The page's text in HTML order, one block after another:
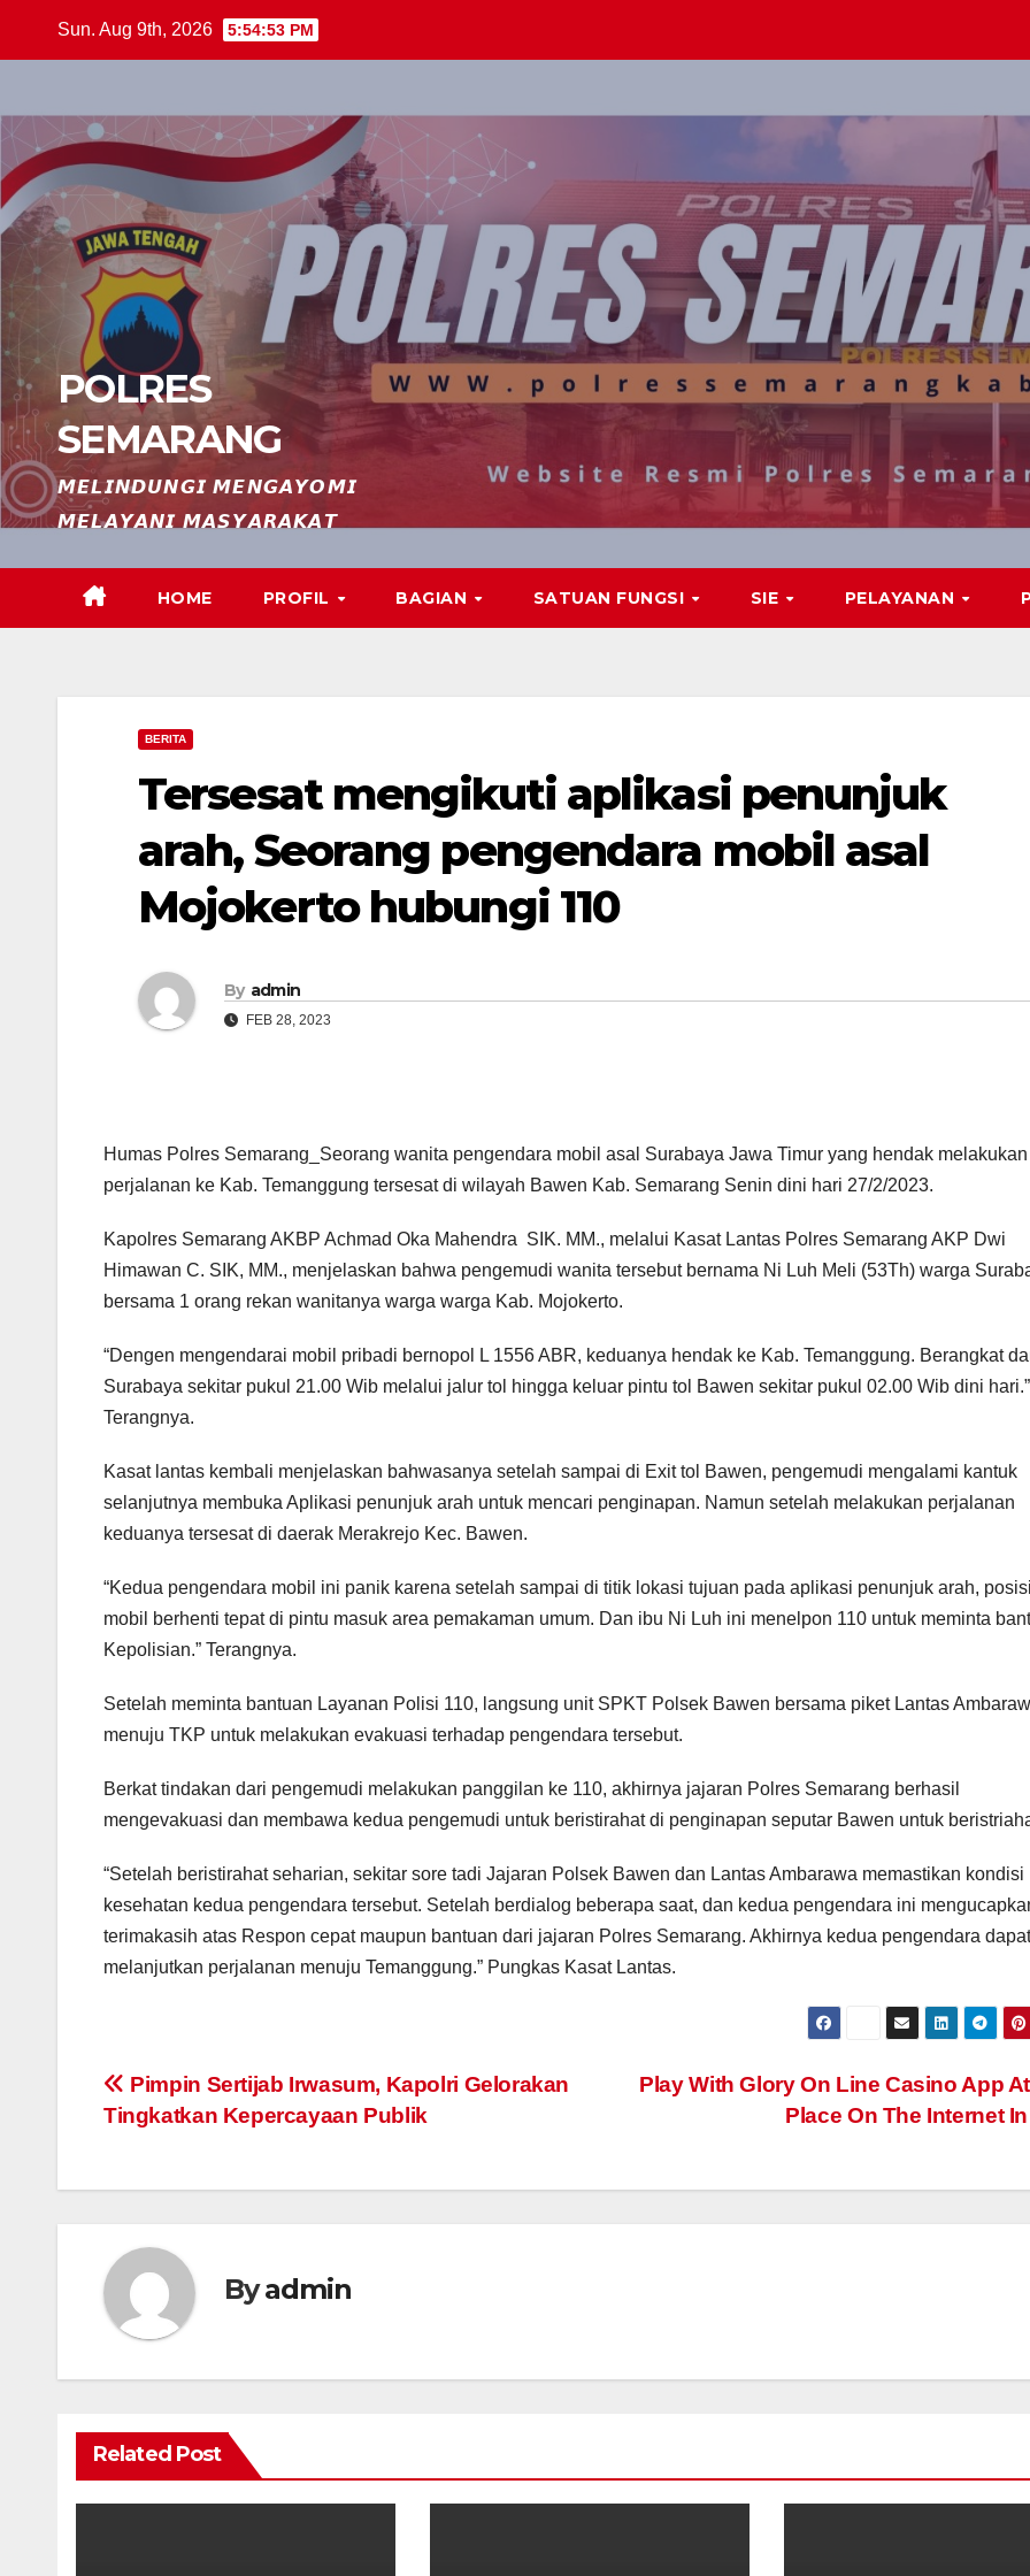
Sun. Aug 9th, 2026 5:54:54 PM
POLRES
SEMARANG
𝙈𝙀𝙇𝙄𝙉𝘿𝙐𝙉𝙂𝙄 𝙈𝙀𝙉𝙂𝘼𝙔𝙊𝙈𝙄
𝙈𝙀𝙇𝘼𝙔𝘼𝙉𝙄 𝙈𝘼𝙎𝙔𝘼𝙍𝘼𝙆𝘼𝙏
HOME PROFIL BAGIAN SATUAN FUNGSI SIE PELAYANAN
BERITA
Tersesat mengikuti aplikasi penunjuk
arah, Seorang pengendara mobil asal
Mojokerto hubungi 110
By admin
FEB 28, 2023
Humas Polres Semarang_Seorang wanita pengendara mobil asal Surabaya Jawa Timur yang hendak melakukan
perjalanan ke Kab. Temanggung tersesat di wilayah Bawen Kab. Semarang Senin dini hari 27/2/2023.
Kapolres Semarang AKBP Achmad Oka Mahendra SIK. MM., melalui Kasat Lantas Polres Semarang AKP Dwi
Himawan C. SIK, MM., menjelaskan bahwa pengemudi wanita tersebut bernama Ni Luh Meli (53Th) warga
bersama 1 orang rekan wanitanya warga warga Kab. Mojokerto.
“Dengen mengendarai mobil pribadi bernopol L 1556 ABR, keduanya hendak ke Kab. Temanggung. Berangkat
Surabaya sekitar pukul 21.00 Wib melalui jalur tol hingga keluar pintu tol Bawen sekitar pukul 02.00 Wib dini hari.”
Terangnya.
Kasat lantas kembali menjelaskan bahwasanya setelah sampai di Exit tol Bawen, pengemudi mengalami kantuk
selanjutnya membuka Aplikasi penunjuk arah untuk mencari penginapan. Namun setelah melakukan perjalanan
keduanya tersesat di daerak Merakrejo Kec. Bawen.
“Kedua pengendara mobil ini panik karena setelah sampai di titik lokasi tujuan pada aplikasi penunjuk arah, posisi
mobil berhenti tepat di pintu masuk area pemakaman umum. Dan ibu Ni Luh ini menelpon 110 untuk meminta
Kepolisian.” Terangnya.
Setelah meminta bantuan Layanan Polisi 110, langsung unit SPKT Polsek Bawen bersama piket Lantas
menuju TKP untuk melakukan evakuasi terhadap pengendara tersebut.
Berkat tindakan dari pengemudi melakukan panggilan ke 110, akhirnya jajaran Polres Semarang berhasil
mengevakuasi dan membawa kedua pengemudi untuk beristirahat di penginapan seputar Bawen untuk
“Setelah beristirahat seharian, sekitar sore tadi Jajaran Polsek Bawen dan Lantas Ambarawa memastikan kondisi
kesehatan kedua pengendara tersebut. Setelah berdialog beberapa saat, dan kedua pengendara ini
terimakasih atas Respon cepat maupun bantuan dari jajaran Polres Semarang. Akhirnya kedua pengendara dapat
melanjutkan perjalanan menuju Temanggung.” Pungkas Kasat Lantas.
Post
navigation
Play With Glory On Line Casino App
Place On The Internet
Pimpin Sertijab Irwasum, Kapolri Gelorakan
Tingkatkan Kepercayaan Publik
Byadmin
Related Post